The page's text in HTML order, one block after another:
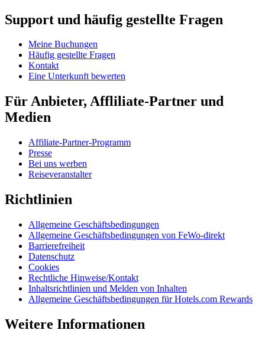
Support und häufig gestellte Fragen
Meine Buchungen
Häufig gestellte Fragen
Kontakt
Eine Unterkunft bewerten
Für Anbieter, Affliliate-Partner und
Medien
Affiliate-Partner-Programm
Presse
Bei uns werben
Reiseveranstalter
Richtlinien
Allgemeine Geschäftsbedingungen
Allgemeine Geschäftsbedingungen von FeWo-direkt
Barrierefreiheit
Datenschutz
Cookies
Rechtliche Hinweise/Kontakt
Inhaltsrichtlinien und Melden von Inhalten
Allgemeine Geschäftsbedingungen für Hotels.com Rewards
Weitere Informationen